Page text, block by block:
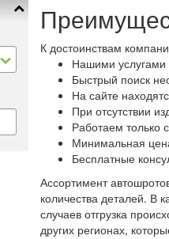
К достоинствам
Нашими услугами
Быстрый поиск
На сайте
При отсутствии
Работаем только
Минимальная
Бесплатные
Ассортимент
количества деталей. В
случаев отгрузка
других регионах,